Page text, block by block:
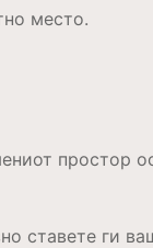
место.
простор
ставете ги